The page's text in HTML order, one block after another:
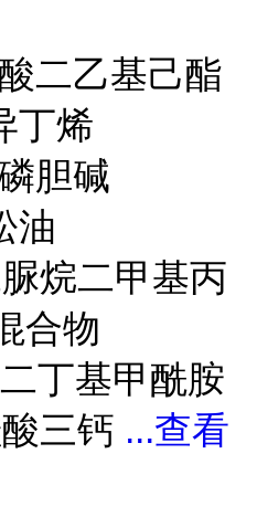
二乙基己酯
丁烯
胆碱
油
烷二甲基丙
合物
丁基甲酰胺
三钙 ...查看